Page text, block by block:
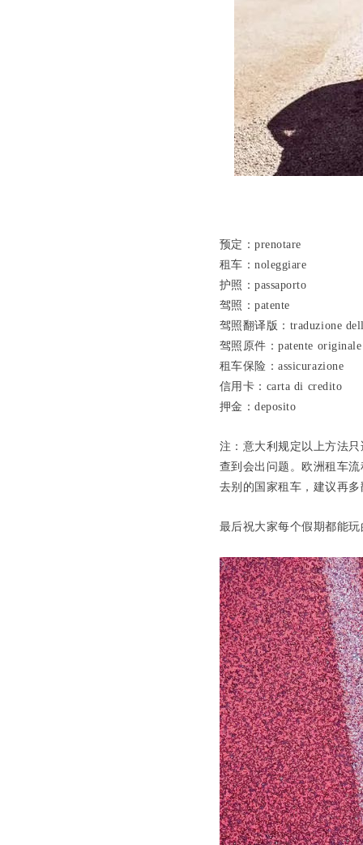
预定：prenotare
租车：noleggiare
护照：passaporto
驾照：patente
驾照翻译版：traduzione
驾照原件：patente originale
租车保险：assicurazione
信用卡：carta di credito
押金：deposito
注：意大利规定以上方法
查到会出问题。欧洲租车
去别的国家租车，建议再
最后祝大家每个假期都能